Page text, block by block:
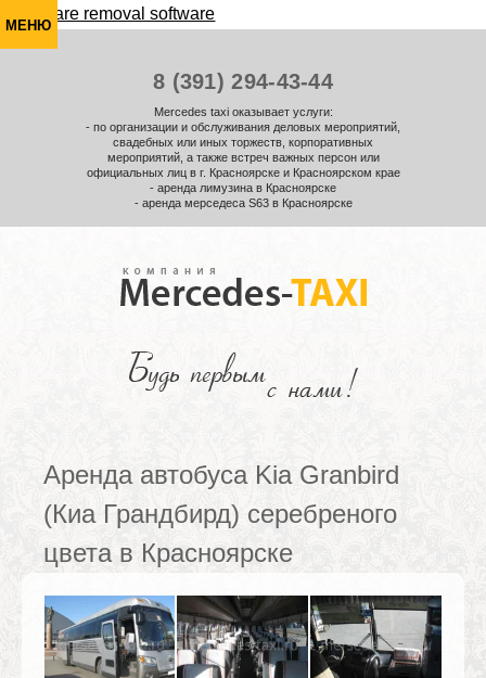
МЕНЮ
8 (391) 294-43-44
Mercedes taxi оказывает услуги:
- по организации и обслуживания деловых мероприятий,
свадебных или иных торжеств, корпоративных
мероприятий, а также встреч важных персон или
официальных лиц в г. Красноярске и Красноярском крае
- аренда лимузина в Красноярске
- аренда мерседеса S63 в Красноярске
Аренда автобуса Kia Granbird
(Киа Грандбирд) серебреного
цвета в Красноярске